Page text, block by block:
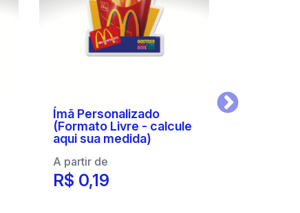
Ímã Personalizado
(Formato Livre - calcule
aqui sua medida)
A partir de
R$ 0,19
Proximo